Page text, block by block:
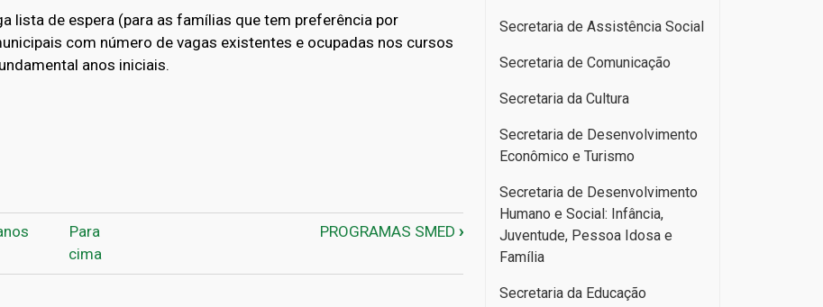
lista de espera (para as famílias que tem preferência por
com número de vagas existentes e ocupadas nos cursos
anos iniciais.
livro para Lista de Espera e Atendimentos nas Escolas
Para
cima
PROGRAMAS SMED ›
Secretaria de Assistência Social
Secretaria de Comunicação
Secretaria da Cultura
Secretaria de Desenvolvimento
Econômico e Turismo
Secretaria de Desenvolvimento
Humano e Social: Infância,
Juventude, Pessoa Idosa e
Família
Secretaria da Educação